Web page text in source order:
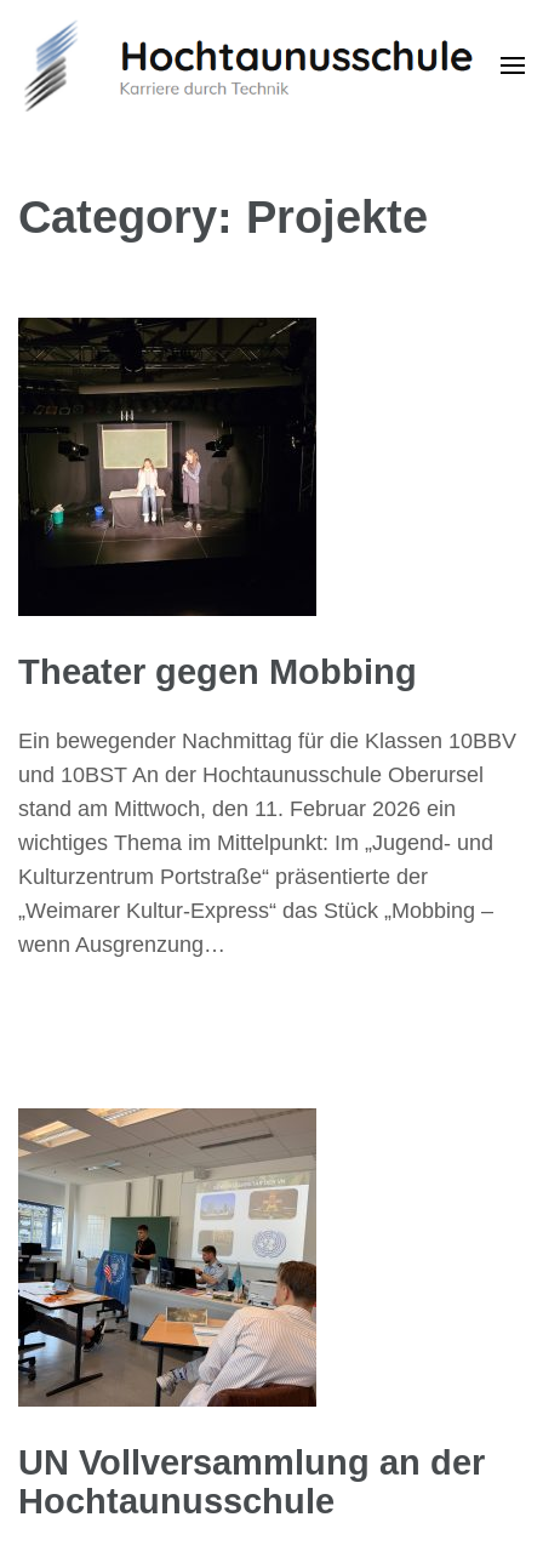
Category: Projekte
Theater gegen Mobbing
Ein bewegender Nachmittag für die Klassen 10BBV
und 10BST An der Hochtaunusschule Oberursel
stand am Mittwoch, den 11. Februar 2026 ein
wichtiges Thema im Mittelpunkt: Im „Jugend- und
Kulturzentrum Portstraße“ präsentierte der
„Weimarer Kultur-Express“ das Stück „Mobbing –
wenn Ausgrenzung…
UN Vollversammlung an der
Hochtaunusschule